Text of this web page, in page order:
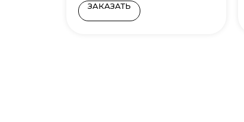
ЗАКАЗАТЬ